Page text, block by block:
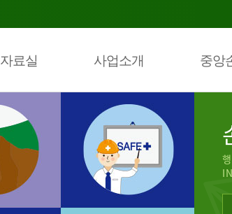
자료실 사업소개 중앙